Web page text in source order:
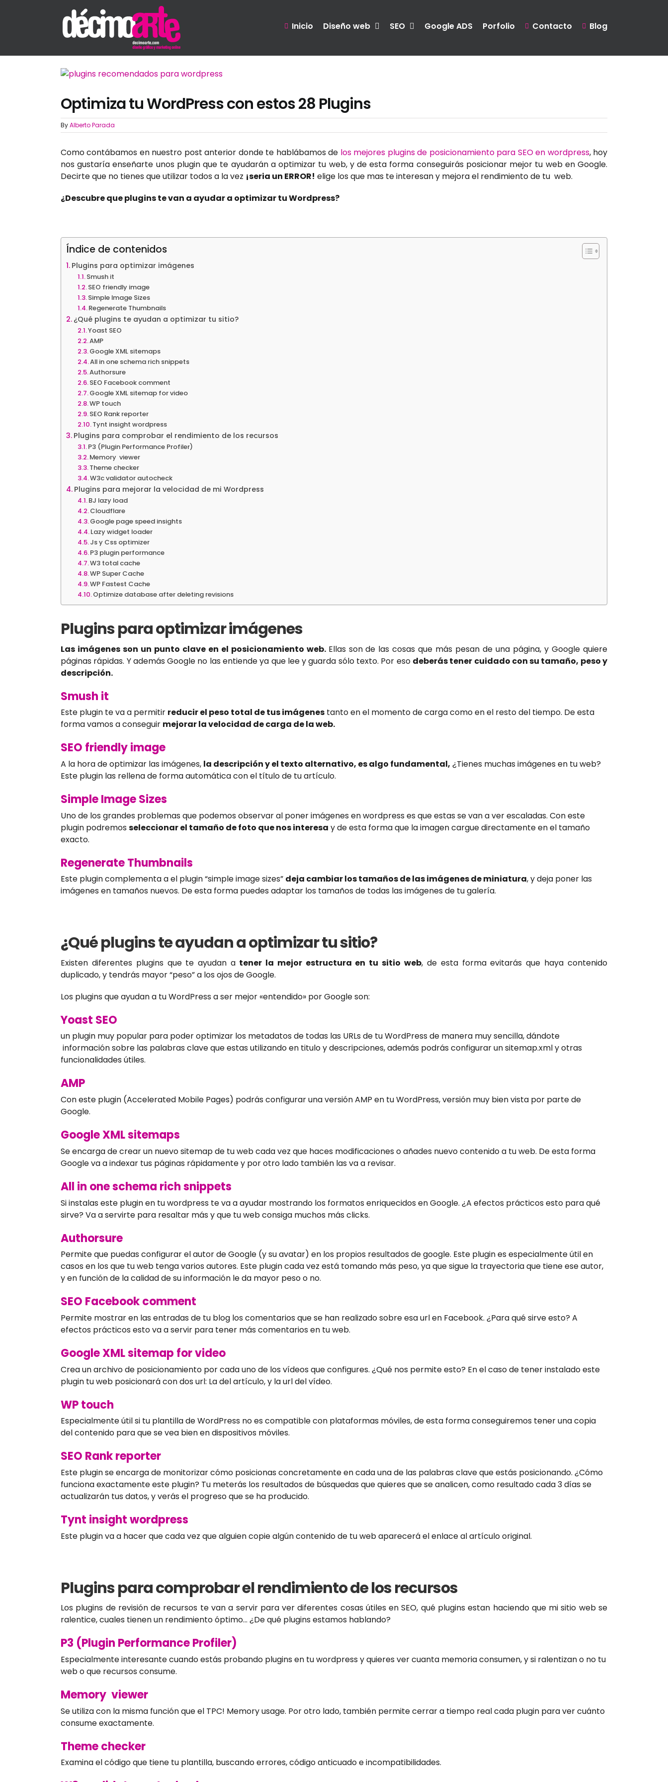
Inicio Diseño web SEO Google ADS Porfolio Contacto Blog
View
Image
Optimiza tu WordPress con estos 28 Plugins
ByAlberto Parada
Como contábamos en nuestro post anterior donde te hablábamos de los mejores plugins de posicionamiento para SEO en wordpress, hoy
nos gustaría enseñarte unos plugin que te ayudarán a optimizar tu web, y de esta forma conseguirás posicionar mejor tu web en Google.
Decirte que no tienes que utilizar todos a la vez ¡seria un ERROR! elige los que mas te interesan y mejora el rendimiento de tu web.
¿Descubre que plugins te van a ayudar a optimizar tu Wordpress?
Índice de contenidos
Plugins para optimizar imágenes
Smush it
SEO friendly image
Simple Image Sizes
Regenerate Thumbnails
¿Qué plugins te ayudan a optimizar tu sitio?
Yoast SEO
AMP
Google XML sitemaps
All in one schema rich snippets
Authorsure
SEO Facebook comment
Google XML sitemap for video
WP touch
SEO Rank reporter
Tynt insight wordpress
Plugins para comprobar el rendimiento de los recursos
P3 (Plugin Performance Profiler)
Memory viewer
Theme checker
W3c validator autocheck
Plugins para mejorar la velocidad de mi Wordpress
BJ lazy load
Cloudflare
Google page speed insights
Lazy widget loader
Js y Css optimizer
P3 plugin performance
W3 total cache
WP Super Cache
WP Fastest Cache
Optimize database after deleting revisions
Plugins para optimizar imágenes
Las imágenes son un punto clave en el posicionamiento web. Ellas son de las cosas que más pesan de una página, y Google quiere
páginas rápidas. Y además Google no las entiende ya que lee y guarda sólo texto. Por eso deberás tener cuidado con su tamaño, peso y
descripción.
Smush it
Este plugin te va a permitir reducir el peso total de tus imágenes tanto en el momento de carga como en el resto del tiempo. De esta
forma vamos a conseguir mejorar la velocidad de carga de la web.
SEO friendly image
A la hora de optimizar las imágenes, la descripción y el texto alternativo, es algo fundamental, ¿Tienes muchas imágenes en tu web?
Este plugin las rellena de forma automática con el título de tu artículo.
Simple Image Sizes
Uno de los grandes problemas que podemos observar al poner imágenes en wordpress es que estas se van a ver escaladas. Con este
plugin podremosseleccionar el tamaño de foto que nos interesa y de esta forma que la imagen cargue directamente en el tamaño
exacto.
Regenerate Thumbnails
Este plugin complementa a el plugin “simple image sizes” deja cambiar los tamaños de las imágenes de miniatura, y deja poner las
imágenes en tamaños nuevos. De esta forma puedes adaptar los tamaños de todas las imágenes de tu galería.
¿Qué plugins te ayudan a optimizar tu sitio?
Existen diferentes plugins que te ayudan a tener la mejor estructura en tu sitio web, de esta forma evitarás que haya contenido
duplicado, y tendrás mayor “peso” a los ojos de Google.
Los plugins que ayudan a tu WordPress a ser mejor «entendido» por Google son:
Yoast SEO
un plugin muy popular para poder optimizar los metadatos de todas las URLs de tu WordPress de manera muy sencilla, dándote
información sobre las palabras clave que estas utilizando en titulo y descripciones, además podrás configurar un sitemap.xml y otras
funcionalidades útiles.
AMP
Con este plugin (Accelerated Mobile Pages) podrás configurar una versión AMP en tu WordPress, versión muy bien vista por parte de
Google.
Google XML sitemaps
Se encarga de crear un nuevo sitemap de tu web cada vez que haces modificaciones o añades nuevo contenido a tu web. De esta forma
Google va a indexar tus páginas rápidamente y por otro lado también las va a revisar.
All in one schema rich snippets
Si instalas este plugin en tu wordpress te va a ayudar mostrando los formatos enriquecidos en Google. ¿A efectos prácticos esto para qué
sirve? Va a servirte para resaltar más y que tu web consiga muchos más clicks.
Authorsure
Permite que puedas configurar el autor de Google (y su avatar) en los propios resultados de google. Este plugin es especialmente útil en
casos en los que tu web tenga varios autores. Este plugin cada vez está tomando más peso, ya que sigue la trayectoria que tiene ese autor,
y en función de la calidad de su información le da mayor peso o no.
SEO Facebook comment
Permite mostrar en las entradas de tu blog los comentarios que se han realizado sobre esa url en Facebook. ¿Para qué sirve esto? A
efectos prácticos esto va a servir para tener más comentarios en tu web.
Google XML sitemap for video
Crea un archivo de posicionamiento por cada uno de los vídeos que configures. ¿Qué nos permite esto? En el caso de tener instalado este
plugin tu web posicionará con dos url: La del artículo, y la url del vídeo.
WP touch
Especialmente útil si tu plantilla de WordPress no es compatible con plataformas móviles, de esta forma conseguiremos tener una copia
del contenido para que se vea bien en dispositivos móviles.
SEO Rank reporter
Este plugin se encarga de monitorizar cómo posicionas concretamente en cada una de las palabras clave que estás posicionando. ¿Cómo
funciona exactamente este plugin? Tu meterás los resultados de búsquedas que quieres que se analicen, como resultado cada 3 días se
actualizarán tus datos, y verás el progreso que se ha producido.
Tynt insight wordpress
Este plugin va a hacer que cada vez que alguien copie algún contenido de tu web aparecerá el enlace al artículo original.
Plugins para comprobar el rendimiento de los recursos
Los plugins de revisión de recursos te van a servir para ver diferentes cosas útiles en SEO, qué plugins estan haciendo que mi sitio web se
ralentice, cuales tienen un rendimiento óptimo… ¿De qué plugins estamos hablando?
P3 (Plugin Performance Profiler)
Especialmente interesante cuando estás probando plugins en tu wordpress y quieres ver cuanta memoria consumen, y si ralentizan o no tu
web o que recursos consume.
Memory viewer
Se utiliza con la misma función que el TPC! Memory usage. Por otro lado, también permite cerrar a tiempo real cada plugin para ver cuánto
consume exactamente.
Theme checker
Examina el código que tiene tu plantilla, buscando errores, código anticuado e incompatibilidades.